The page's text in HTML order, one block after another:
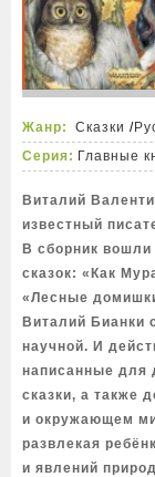
Жанр: Сказки /
Серия: Главные
Виталий
известный
В сборник
сказок: «Как
«Лесные
Виталий Бианки
научной. И
написанные для
сказки, а также
и окружающем
развлекая
и явлений